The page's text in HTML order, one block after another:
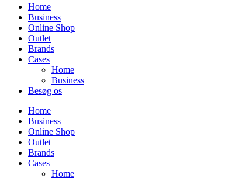
Home
Business
Online Shop
Outlet
Brands
Cases
Home
Business
Besøg os
Home
Business
Online Shop
Outlet
Brands
Cases
Home